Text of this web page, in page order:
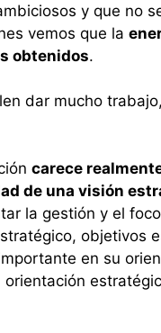
y que no
vemos que la
obtenidos.
dar mucho
carece
de una visión
la gestión y el
objetivos
en su